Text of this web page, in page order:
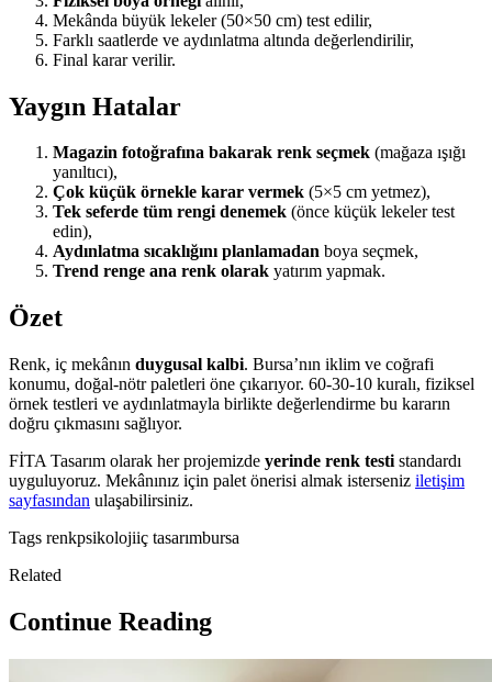
Mekânda büyük lekeler (50×50 cm) test edilir,
Farklı saatlerde ve aydınlatma altında değerlendirilir,
Final karar verilir.
Yaygın Hatalar
Magazin fotoğrafına bakarak renk seçmek (mağaza ışığı
yanıltıcı),
Çok küçük örnekle karar vermek (5×5 cm yetmez),
Tek seferde tüm rengi denemek (önce küçük lekeler test
edin),
Aydınlatma sıcaklığını planlamadan boya seçmek,
Trend renge ana renk olarak yatırım yapmak.
Özet
Renk, iç mekânın duygusal kalbi. Bursa’nın iklim ve coğrafi
konumu, doğal-nötr paletleri öne çıkarıyor. 60-30-10 kuralı, fiziksel
örnek testleri ve aydınlatmayla birlikte değerlendirme bu kararın
doğru çıkmasını sağlıyor.
FİTA Tasarım olarak her projemizde yerinde renk testi standardı
uyguluyoruz. Mekânınız için palet önerisi almak isterseniz iletişim
sayfasından ulaşabilirsiniz.
Tags renkpsikolojiiç tasarımbursa
Related
Continue Reading